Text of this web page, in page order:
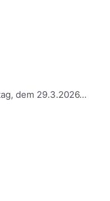
dem 29.3.2026…